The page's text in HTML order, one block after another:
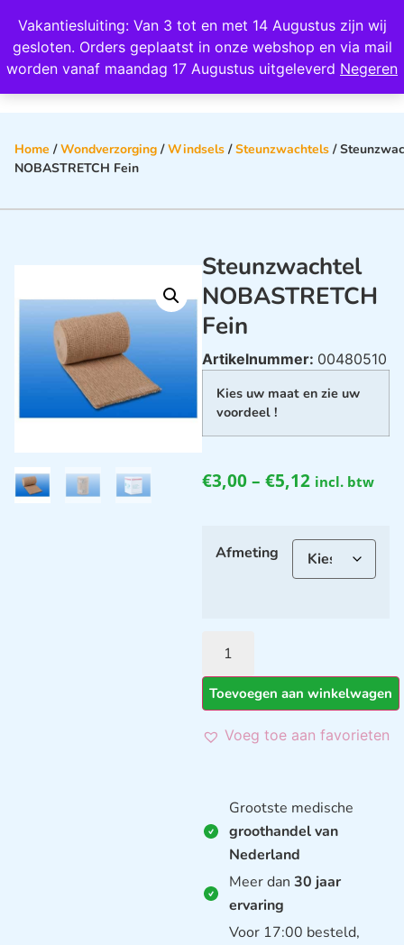
Vakantiesluiting: Van 3 tot en met 14 Augustus zijn wij
gesloten. Orders geplaatst in onze webshop en via mail
worden vanaf maandag 17 Augustus uitgeleverd Negeren
Wij scoren een 4,8 op Google
Home /Wondverzorging /Windsels /Steunzwachtels /
NOBASTRETCH Fein
Steunzwachtel
NOBASTRETCH
Fein
Artikelnummer: 00480510
Kies uw maat en zie uw
voordeel !
€3,00– €5,12 incl. btw
Afmeting
Toevoegen aan winkelwagen
Voeg toe aan favorieten
Grootste medische
groothandel van
Nederland
Meer dan 30 jaar
ervaring
Voor 17:00 besteld,